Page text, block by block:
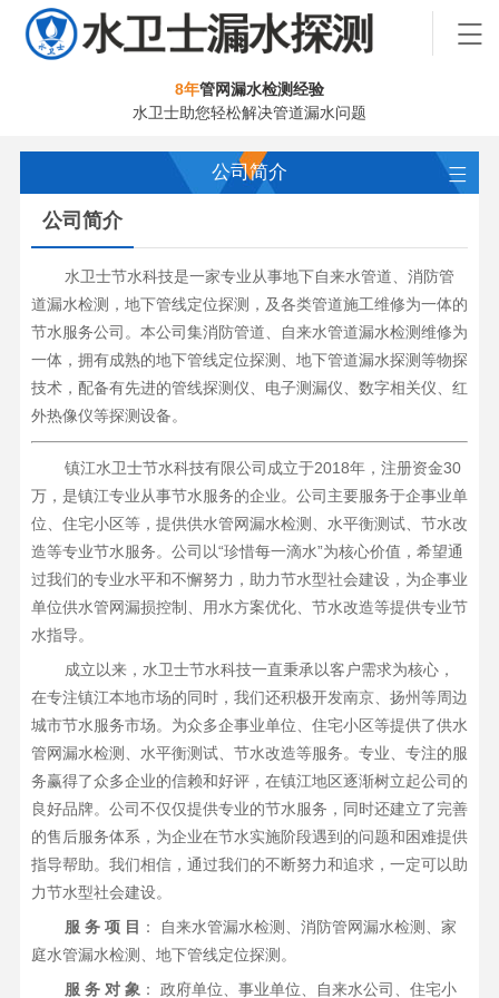
8年管网漏水检测经验
水卫士助您轻松解决管道漏水问题
公司简介
公司简介
水卫士节水科技是一家专业从事地下自来水管道、消防管
道漏水检测，地下管线定位探测，及各类管道施工维修为一体的
节水服务公司。本公司集消防管道、自来水管道漏水检测维修为
一体，拥有成熟的地下管线定位探测、地下管道漏水探测等物探
技术，配备有先进的管线探测仪、电子测漏仪、数字相关仪、红
外热像仪等探测设备。
镇江水卫士节水科技有限公司成立于2018年，注册资金30
万，是镇江专业从事节水服务的企业。公司主要服务于企事业单
位、住宅小区等，提供供水管网漏水检测、水平衡测试、节水改
造等专业节水服务。公司以“珍惜每一滴水”为核心价值，希望通
过我们的专业水平和不懈努力，助力节水型社会建设，为企事业
单位供水管网漏损控制、用水方案优化、节水改造等提供专业节
水指导。
成立以来，水卫士节水科技一直秉承以客户需求为核心，
在专注镇江本地市场的同时，我们还积极开发南京、扬州等周边
城市节水服务市场。为众多企事业单位、住宅小区等提供了供水
管网漏水检测、水平衡测试、节水改造等服务。专业、专注的服
务赢得了众多企业的信赖和好评，在镇江地区逐渐树立起公司的
良好品牌。公司不仅仅提供专业的节水服务，同时还建立了完善
的售后服务体系，为企业在节水实施阶段遇到的问题和困难提供
指导帮助。我们相信，通过我们的不断努力和追求，一定可以助
力节水型社会建设。
服 务 项 目
： 自来水管漏水检测、消防管网漏水检测、家
庭水管漏水检测、地下管线定位探测。
服 务 对 象 ： 政府单位、事业单位、自来水公司、住宅小